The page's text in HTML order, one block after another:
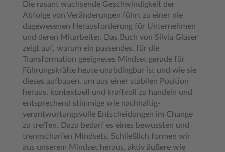
Die rasant wachsende Geschwindigkeit der
Abfolge von Veränderungen führt zu einer nie
dagewesenen Herausforderung für Unternehmen
und deren Mitarbeiter. Das Buch von Silvia Glaser
zeigt auf, warum ein passendes, für die
Transformation geeignetes Mindset gerade für
Führungskräfte heute unabdingbar ist und wie sie
dieses aufbauen, um aus einer stabilen Position
heraus, kontextuell und kraftvoll zu handeln und
entsprechend stimmige wie nachhaltig-
verantwortungsvolle Entscheidungen im Change
zu treffen. Dazu bedarf es eines bewussten und
trennscharfen Mindsets. Schließlich formen wir
aus unserem Mindset heraus, aktiv äußere wie